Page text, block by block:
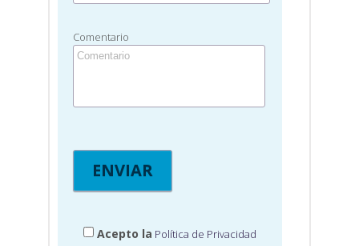
Comentario
Acepto la Política de Privacidad